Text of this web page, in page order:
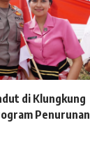
di Klungkung
Penurunan